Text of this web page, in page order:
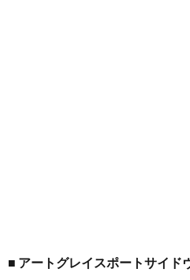
アートグレイスポートサイド